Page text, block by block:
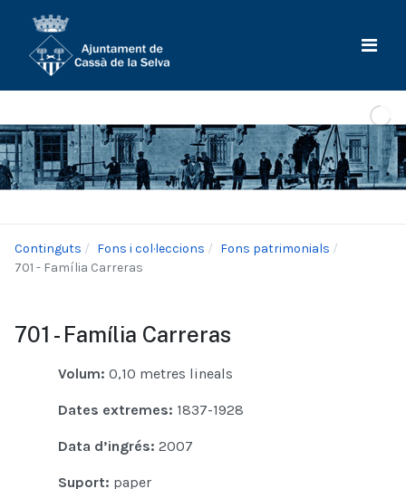
Continguts Fons i col·leccions
Fons patrimonials
701 - Família Carreras
701 - Família Carreras
Volum: 0,10 metres lineals
Dates extremes: 1837-1928
Data d’ingrés: 2007
Suport: paper